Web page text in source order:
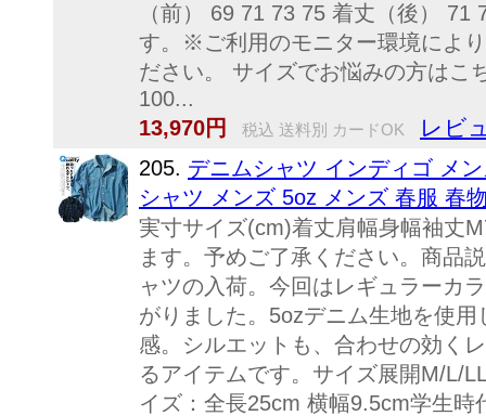
（前） 69 71 73 75 着丈（後）
す。※ご利用のモニター環境によ
ださい。 サイズでお悩みの方はこ
100...
13,970円
税込 送料別 カードOK レビ
205. デニムシャツ インディゴ メ
シャツ メンズ 5oz メンズ 春服 春
実寸サイズ(cm)着丈肩幅身幅袖丈
ます。予めご了承ください。商品
ャツの入荷。今回はレギュラーカ
がりました。5ozデニム生地を使
感。シルエットも、合わせの効く
るアイテムです。サイズ展開M/L/
イズ：全長25cm 横幅9.5cm学生